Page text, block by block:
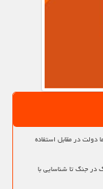
دولت در مقابل استفاده
جنگ تا شناسایی با